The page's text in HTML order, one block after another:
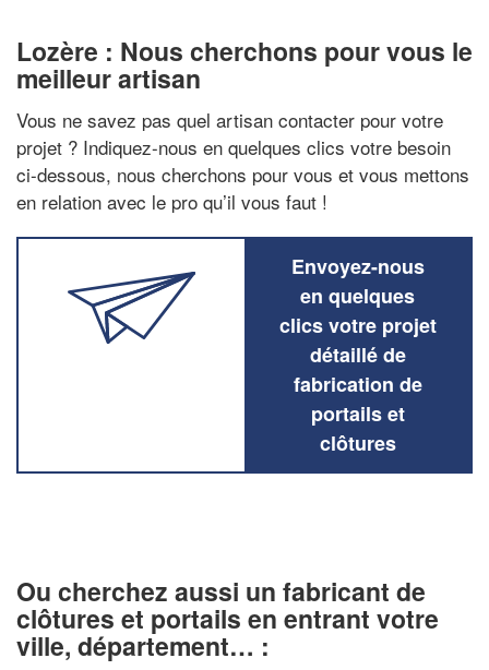
Lozère : Nous cherchons pour vous le
meilleur artisan
Vous ne savez pas quel artisan contacter pour votre
projet ? Indiquez-nous en quelques clics votre besoin
ci-dessous, nous cherchons pour vous et vous mettons
en relation avec le pro qu’il vous faut !
Envoyez-nous
en quelques
clics votre projet
détaillé de
fabrication de
portails et
clôtures
Ou cherchez aussi un fabricant de
clôtures et portails en entrant votre
ville, département… :